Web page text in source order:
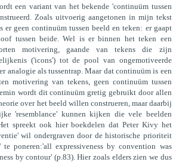
een variant van het bekende 'continuüm tussen
Zoals uitvoerig aangetonen in mijn tekst
er geen continuüm tussen beeld en teken: er gaapt
tussen beide. Wel is er binnen het teken een
motivering, gaande van tekens die zijn
('icons') tot de pool van ongemotiveerde
analogie als tussentrap. Maar dat continuüm is een
motivering van tekens, geen continuüm tussen
wordt dit continuüm gretig gebruikt door allen
over het beeld willen construeren, maar daarbij
'resemblance' kunnen kijken die vele beelden
spreekt ook hier boekdelen dat Peter Kivy het
wil ondergraven door de historische prioriteit
te poneren:'all expressiveness by convention was
by contour' (p.83). Hier zoals elders zien we dus